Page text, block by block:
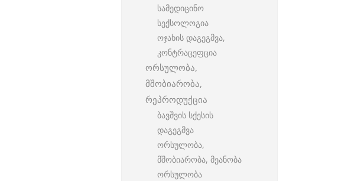
სამედიცინო
სექსოლოგია
ოჯახის დაგეგმვა,
კონტრაცეფცია
ორსულობა,
მშობიარობა,
რეპროდუქცია
ბავშვის სქესის
დაგეგმვა
ორსულობა,
მშობიარობა, მეანობა
ორსულობა